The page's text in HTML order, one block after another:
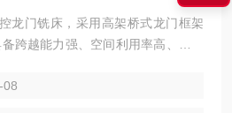
龙门铣床，采用高架桥式龙门框架
跨越能力强、空间利用率高、加工
持铣、钻、镗、攻丝及五面复合加
08